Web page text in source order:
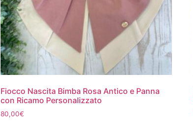
Fiocco Nascita Bimba Rosa Antico e Panna
con Ricamo Personalizzato
80,00€